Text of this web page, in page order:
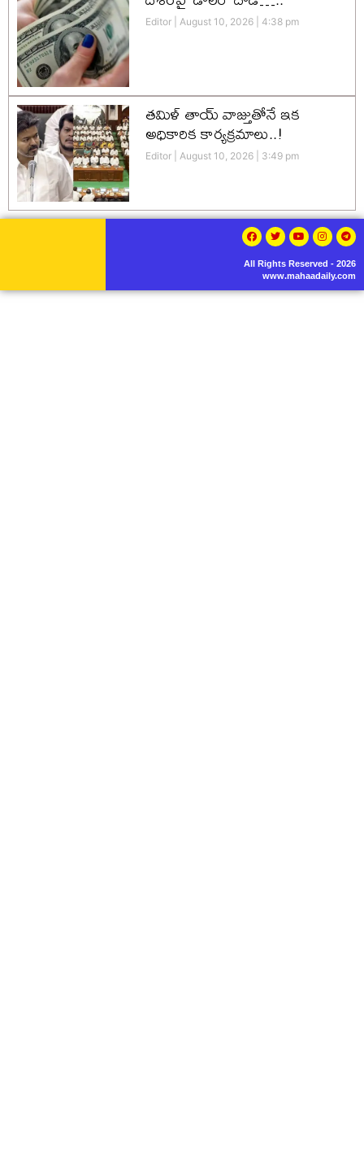
Editor August 10, 2026 4:38 pm
తమిళ్ తాయ్ వాజ్తుతోనే ఇక
అధికారిక కార్యక్రమాలు..!
Editor August 10, 2026 3:49 pm
All Rights Reserved - 2026
www.mahaadaily.com